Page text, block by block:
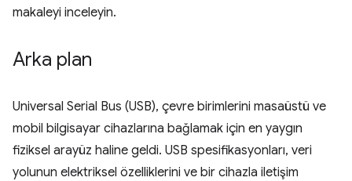
makaleyi inceleyin.
Arka plan
Universal Serial Bus (USB), çevre birimlerini masaüstü ve
mobil bilgisayar cihazlarına bağlamak için en yaygın
fiziksel arayüz haline geldi. USB spesifikasyonları, veri
yolunun elektriksel özelliklerini ve bir cihazla iletişim